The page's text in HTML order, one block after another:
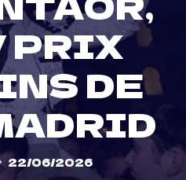
PRIX
DE
22/06/2026